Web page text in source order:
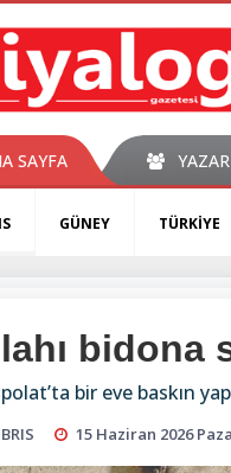
SAYFA
GÜNEY TÜRKİYE
bidona
bir eve baskın
15 Haziran 2026